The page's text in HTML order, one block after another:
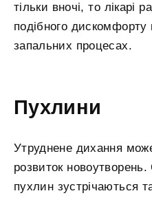
тільки вночі, то лікарі
подібного дискомфорту
запальних процесах.
Пухлини
Утруднене дихання
розвиток
пухлин зустрічаються